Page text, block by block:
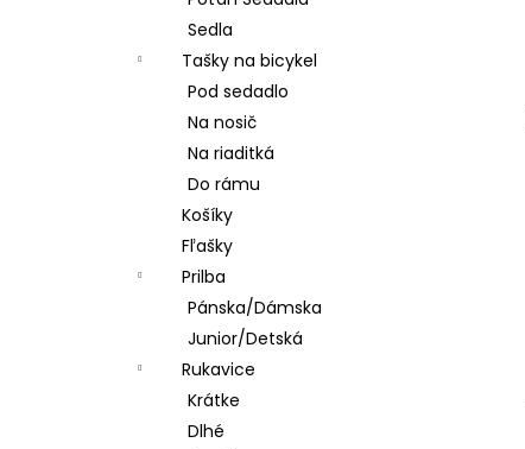
Sedla
Tašky na bicykel
Pod sedadlo
Na nosič
Na riaditká
Do rámu
Košíky
Fľašky
Prilba
Pánska/Dámska
Junior/Detská
Rukavice
Krátke
Dlhé
STRED TY501
€28,95